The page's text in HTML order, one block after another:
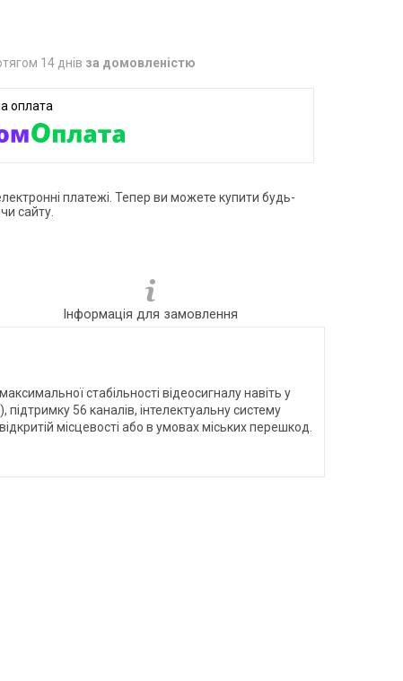
14 днів за домовленістю
платежі. Тепер ви можете купити будь-
сайту.
Інформація для замовлення
стабільності відеосигналу навіть у
56 каналів, інтелектуальну систему
місцевості або в умовах міських перешкод.